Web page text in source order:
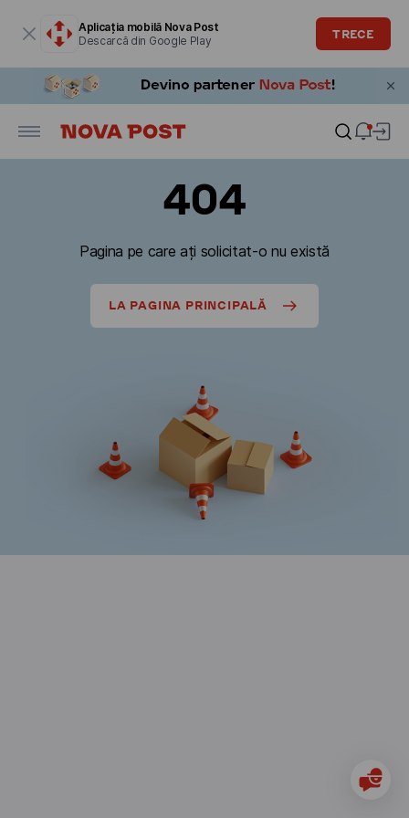
Aplicația mobilă Nova Post
Descarcă din Google Play
TRECE
404
Pagina pe care ați solicitat-o nu există
LA PAGINA PRINCIPALĂ